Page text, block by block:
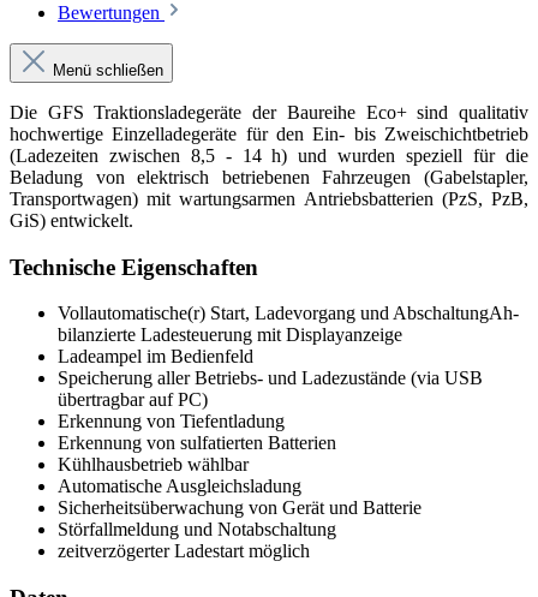
Bewertungen
Menü schließen
Die GFS Traktionsladegeräte der Baureihe Eco+ sind qualitativ
hochwertige Einzelladegeräte für den Ein- bis Zweischichtbetrieb
(Ladezeiten zwischen 8,5 - 14 h) und wurden speziell für die
Beladung von elektrisch betriebenen Fahrzeugen (Gabelstapler,
Transportwagen) mit wartungsarmen Antriebsbatterien (PzS, PzB,
GiS) entwickelt.
Technische Eigenschaften
Vollautomatische(r) Start, Ladevorgang und AbschaltungAh-
bilanzierte Ladesteuerung mit Displayanzeige
Ladeampel im Bedienfeld
Speicherung aller Betriebs- und Ladezustände (via USB
übertragbar auf PC)
Erkennung von Tiefentladung
Erkennung von sulfatierten Batterien
Kühlhausbetrieb wählbar
Automatische Ausgleichsladung
Sicherheitsüberwachung von Gerät und Batterie
Störfallmeldung und Notabschaltung
zeitverzögerter Ladestart möglich